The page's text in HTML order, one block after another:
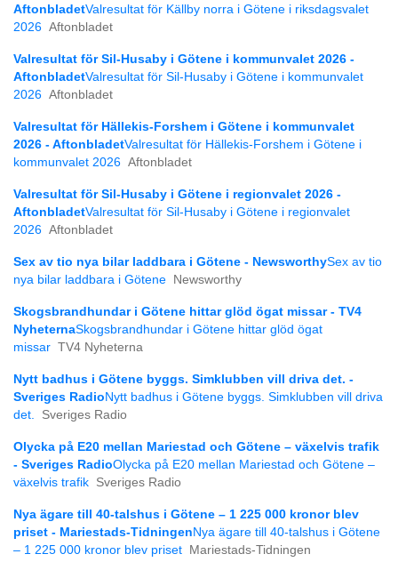
AftonbladetValresultat för Källby norra i Götene i riksdagsvalet
2026 Aftonbladet
Valresultat för Sil-Husaby i Götene i kommunvalet 2026 -
AftonbladetValresultat för Sil-Husaby i Götene i kommunvalet
2026 Aftonbladet
Valresultat för Hällekis-Forshem i Götene i kommunvalet
2026 - AftonbladetValresultat för Hällekis-Forshem i Götene i
kommunvalet 2026 Aftonbladet
Valresultat för Sil-Husaby i Götene i regionvalet 2026 -
AftonbladetValresultat för Sil-Husaby i Götene i regionvalet
2026 Aftonbladet
Sex av tio nya bilar laddbara i Götene - NewsworthySex av tio
nya bilar laddbara i Götene
Newsworthy
Skogsbrandhundar i Götene hittar glöd ögat missar - TV4
NyheternaSkogsbrandhundar i Götene hittar glöd ögat
missar TV4 Nyheterna
Nytt badhus i Götene byggs. Simklubben vill driva det. -
Sveriges Radio Nytt badhus i Götene byggs. Simklubben vill driva
det.
Sveriges Radio
Olycka på E20 mellan Mariestad och Götene – växelvis trafik
- Sveriges RadioOlycka på E20 mellan Mariestad och Götene –
växelvis trafik Sveriges Radio
Nya ägare till 40-talshus i Götene – 1 225 000 kronor blev
priset - Mariestads-Tidningen Nya ägare till 40-talshus i Götene
– 1 225 000 kronor blev priset
Mariestads-Tidningen